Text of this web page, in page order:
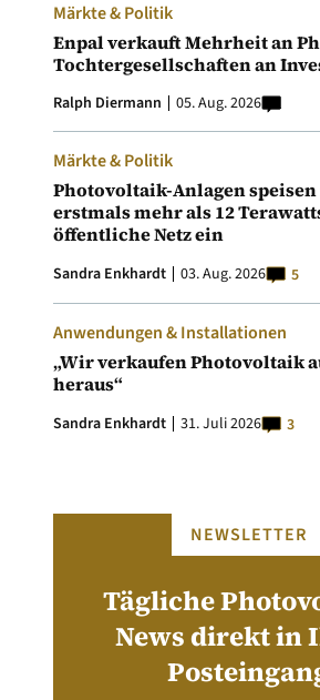
Märkte & Politik
Enpal verkauft Mehrheit an
Tochtergesellschaften an
Ralph Diermann 05. Aug. 2026
Märkte & Politik
Photovoltaik-Anlagen
erstmals mehr als 12
öffentliche Netz ein
Sandra Enkhardt 03. Aug. 2026 5
Anwendungen & Installationen
„Wir verkaufen Photovoltaik
heraus“
Sandra Enkhardt 31. Juli 2026 3
NEWSLETTER
Tägliche
News direkt in